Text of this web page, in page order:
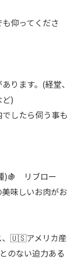
仰ってくださ
ります。(経堂、
ど)
したら伺う事も
)🍇 リブロー
味しいお肉がお
🇺🇸アメリカ産
のない迫力ある